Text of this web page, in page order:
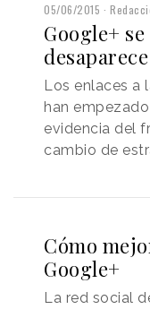
05/06/2015
Google+
desaparece
Los enlaces a
han
evidencia del
cambio de
Cómo
Google+
La red social